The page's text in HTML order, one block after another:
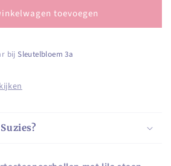
toevoegen
bijSleutelbloem 3a